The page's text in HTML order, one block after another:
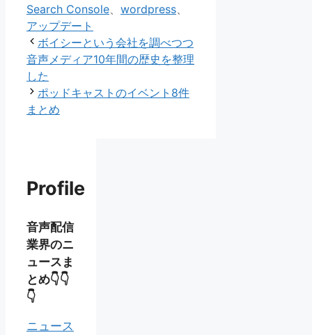
テ
ゴ
リ
ー
グ
Search Console wordpress
アップデート
ボイシーという会社を調べつつ
音声メディア10年間の歴史を整理
した
ポッドキャストのイベント8件
まとめ
Profile
音声配信
業界のニ
ュースま
とめ👇👇
👇
ニュース